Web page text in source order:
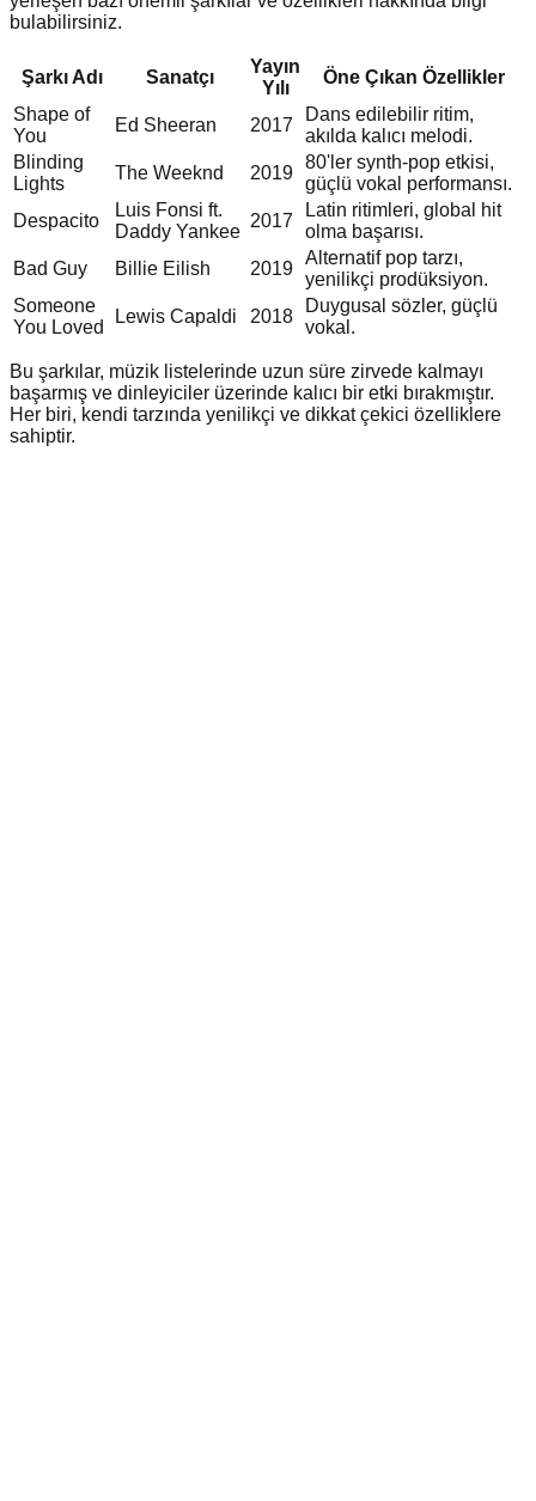
bulabilirsiniz.
Şarkı Adı Sanatçı
Yayın
Yılı
Öne Çıkan Özellikler
Shape of
You
Ed Sheeran 2017
Dans edilebilir ritim,
akılda kalıcı melodi.
Blinding
Lights
The Weeknd 2019
80'ler synth-pop etkisi,
güçlü vokal performansı.
Despacito
Luis Fonsi ft.
Daddy Yankee
2017
Latin ritimleri, global hit
olma başarısı.
Bad Guy
Billie Eilish 2019
Alternatif pop tarzı,
yenilikçi prodüksiyon.
Someone
You Loved
Lewis Capaldi 2018
Duygusal sözler, güçlü
vokal.
Bu şarkılar, müzik listelerinde uzun süre zirvede kalmayı
başarmış ve dinleyiciler üzerinde kalıcı bir etki bırakmıştır.
Her biri, kendi tarzında yenilikçi ve dikkat çekici özelliklere
sahiptir.